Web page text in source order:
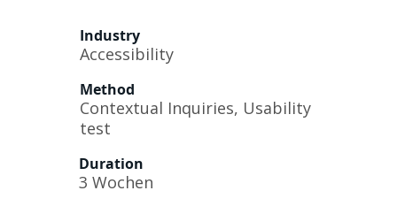
Industry
Accessibility
Method
Contextual Inquiries, Usability
test
Duration
3 Wochen